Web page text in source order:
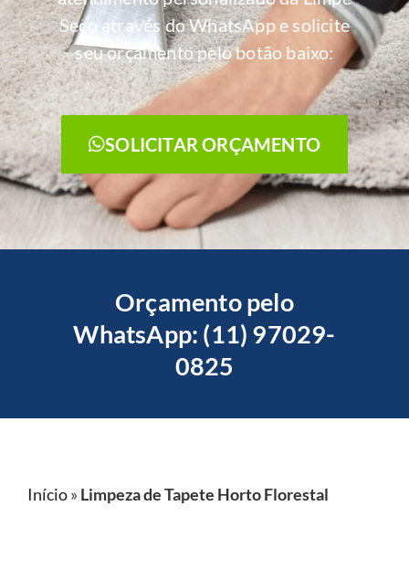
Seco através do WhatsApp e solicite
seu orçamento pelo botão baixo:
SOLICITAR ORÇAMENTO
Orçamento pelo
WhatsApp: (11) 97029-
0825
Início» Limpeza de Tapete Horto Florestal